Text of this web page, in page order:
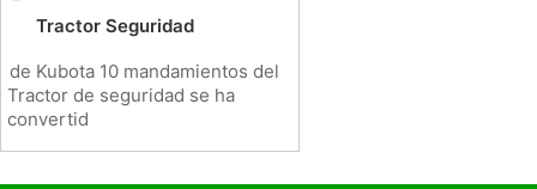
Tractor Seguridad
de Kubota 10 mandamientos del
Tractor de seguridad se ha
convertid